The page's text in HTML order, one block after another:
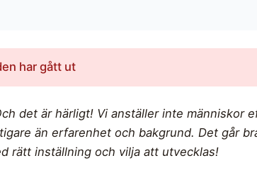
har gått ut
det är härligt! Vi anställer inte människor
än erfarenhet och bakgrund. Det går
rätt inställning och vilja att utvecklas!